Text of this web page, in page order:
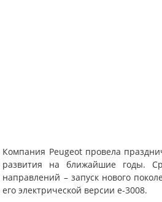
Компания Peugeot провела
развития на ближайшие годы.
направлений – запуск нового
его электрической версии е-3008.